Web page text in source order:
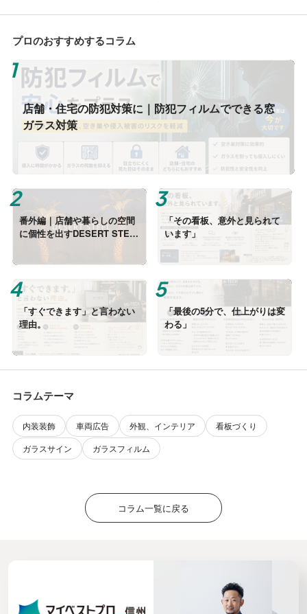
プロのおすすめするコラム
店舗・住宅の防犯対策に｜防犯フィルムでできる窓
ガラス対策
番外編｜店舗や暮らしの空間
に個性を出すDESERT STEE
Lという選択肢
「その看板、意外と見られて
います」
「すぐできます」と言わない
理由。
「最後の5分で、仕上がりは変
わる」
コラムテーマ
内装装飾 車両広告 外観、インテリア
看板づくり
ガラスサイン
ガラスフィルム
コラム一覧に戻る